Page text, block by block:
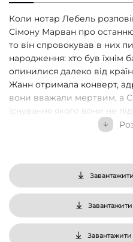
Коли нотар Лебель
Сімону Марван про
то він спровокував в них
народження: хто був їхнім
опинилися далеко від
Жанн отримала конверт,
вони вважали мертвим, а
існування якого вони не
перетнути континенти і
і які неможливо
спокоєм і комфортом, щоб
змученій душі Наваль.
Парадокс полягає в тому,
померла. Наваль, мати
елементом гри, оскільки